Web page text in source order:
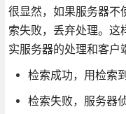
很显然，如果服务器不
索失败，丢弃处理。这
实服务器的处理和客户
检索成功，用检索
检索失败，服务器